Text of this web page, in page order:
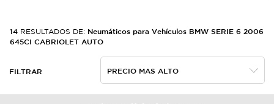
14 RESULTADOS DE: Neumáticos para Vehículos BMW SERIE 6 2006
645CI CABRIOLET AUTO
FILTRAR